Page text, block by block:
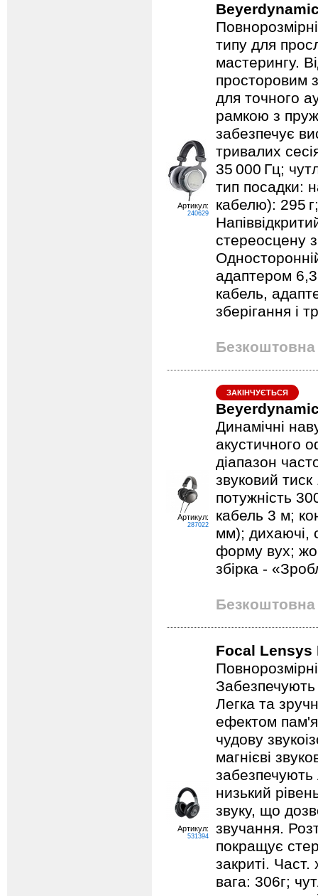
Артикул:
240629
типу для
мастерингу.
просторовим
для точного
рамкою з
забезпечує
тривалих
35 000 Гц;
тип посадки:
кабелю): 295
стереосцену
адаптером
кабель,
зберігання і
Безкоштовна
Артикул:
287022
ЗАКІНЧУЄТЬСЯ
Динамічні
акустичного
діапазон
звуковий
потужність
кабель 3 м;
мм); дихаючі,
форму вух;
збірка -
Безкоштовна
Артикул:
531394
Focal Lensys
Забезпечують
Легка та
ефектом
чудову
магнієві
забезпечують
низький
звуку, що
звучання.
покращує
закриті.
вага: 306г;